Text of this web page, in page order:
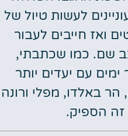
לעשות טיול של
ואז חייבים לעבור
שם. כמו שכתבתי,
עם יעדים יותר
הר באלדו, מפלי ורונה
זה הספיק.